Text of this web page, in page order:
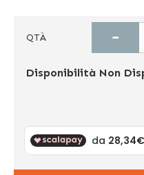
QTÀ −
Disponibilità Non